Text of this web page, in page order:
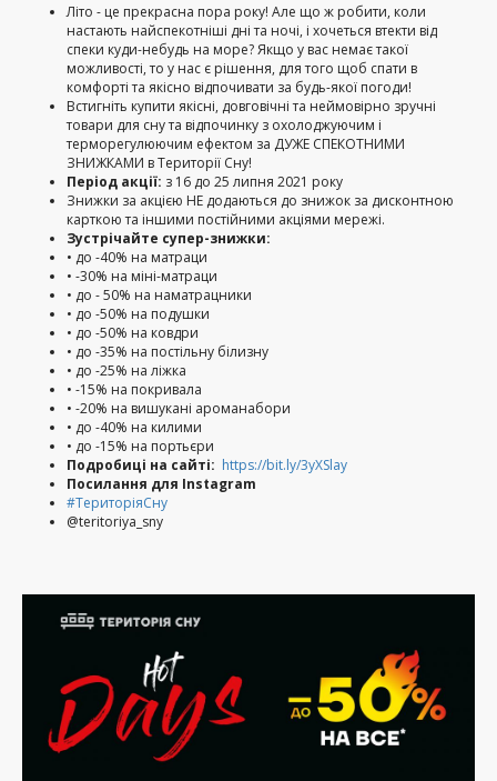
Літо - це прекрасна пора року! Але що ж робити, коли
настають найспекотніші дні та ночі, і хочеться втекти від
спеки куди-небудь на море? Якщо у вас немає такої
можливості, то у нас є рішення, для того щоб спати в
комфорті та якісно відпочивати за будь-якої погоди!
Встигніть купити якісні, довговічні та неймовірно зручні
товари для сну та відпочинку з охолоджуючим і
терморегулюючим ефектом за ДУЖЕ СПЕКОТНИМИ
ЗНИЖКАМИ в Території Сну!
Період акції: з 16 до 25 липня 2021 року
Знижки за акцією НЕ додаються до знижок за дисконтною
карткою та іншими постійними акціями мережі.
Зустрічайте супер-знижки:
• до -40% на матраци
• -30% на міні-матраци
• до - 50% на наматрацники
• до -50% на подушки
• до -50% на ковдри
• до -35% на постільну білизну
• до -25% на ліжка
• -15% на покривала
• -20% на вишукані ароманабори
• до -40% на килими
• до -15% на портьєри
Подробиці на сайті: https://bit.ly/3yXSlay
Посилання для Instagram
#ТериторіяСну
@teritoriya_sny